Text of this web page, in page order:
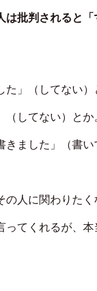
は批判されると
た」（してない）
（してない）とか
きました」（書い
の人に関わりたく
ってくれるが、